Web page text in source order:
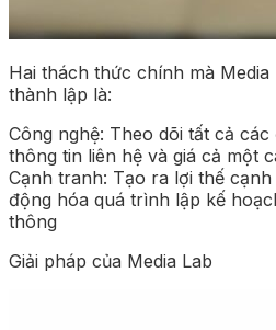
Hai thách thức chính mà
thành lập là:
Công nghệ: Theo dõi tất cả
thông tin liên hệ và giá cả một
Cạnh tranh: Tạo ra lợi thế
động hóa quá trình lập kế
thông
Giải pháp của Media Lab